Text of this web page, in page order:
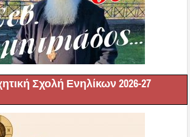
Σχολή Ενηλίκων 2026-27